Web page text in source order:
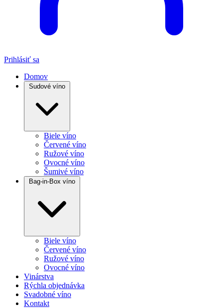
Prihlásiť sa
Domov
Sudové víno
Biele víno
Červené víno
Ružové víno
Ovocné víno
Šumivé víno
Bag-in-Box víno
Biele víno
Červené víno
Ružové víno
Ovocné víno
Vinárstva
Rýchla objednávka
Svadobné víno
Kontakt